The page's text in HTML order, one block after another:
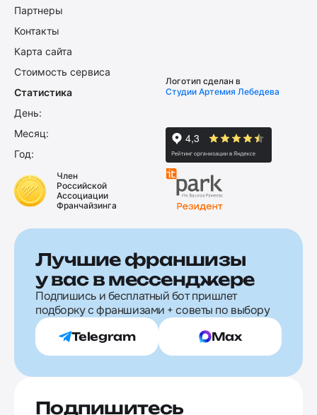
Партнеры
Контакты
Карта сайта
Стоимость сервиса
Статистика
День:
Месяц:
Год:
Логотип сделан в
Студии Артемия Лебедева
Член
Российской
Ассоциации
Франчайзинга
Лучшие франшизы
у вас в мессенджере
Подпишись и бесплатный бот пришлет
подборку с франшизами + советы по выбору
Telegram Max
Подпишитесь